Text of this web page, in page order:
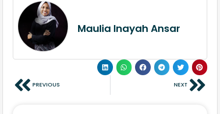
Maulia Inayah Ansar
PREVIOUS NEXT